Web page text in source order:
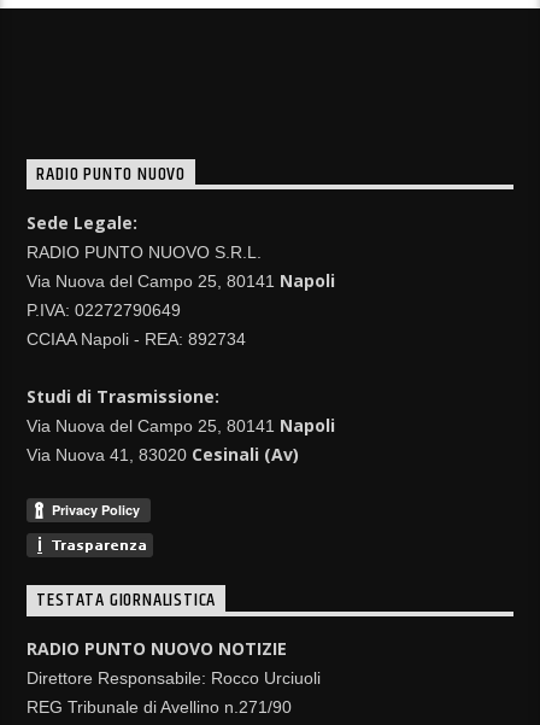
RADIO PUNTO NUOVO
Sede Legale:
RADIO PUNTO NUOVO S.R.L.
Via Nuova del Campo 25, 80141 Napoli
P.IVA: 02272790649
CCIAA Napoli - REA: 892734
Studi di Trasmissione:
Via Nuova del Campo 25, 80141 Napoli
Via Nuova 41, 83020 Cesinali (Av)
TESTATA GIORNALISTICA
RADIO PUNTO NUOVO NOTIZIE
Direttore Responsabile: Rocco Urciuoli
REG Tribunale di Avellino n.271/90